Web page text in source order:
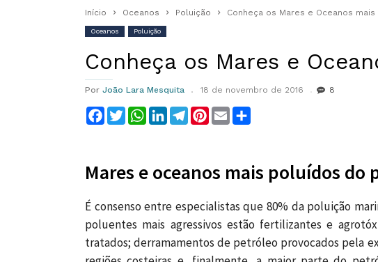
Início Oceanos Poluição Conheça os Mares e Oceanos
Oceanos Poluição
Conheça os Mares e
Por João Lara Mesquita 18 de novembro de 2016 8
Facebook
TwitterWhatsApp
LinkedInTelegram
Pinterest
Email
Mares e oceanos mais poluídos do
É consenso entre especialistas que 80% da poluição
poluentes mais agressivos estão fertilizantes e
tratados; derramamentos de petróleo provocados pela